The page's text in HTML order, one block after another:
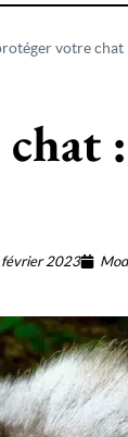
votre chat
février 2023